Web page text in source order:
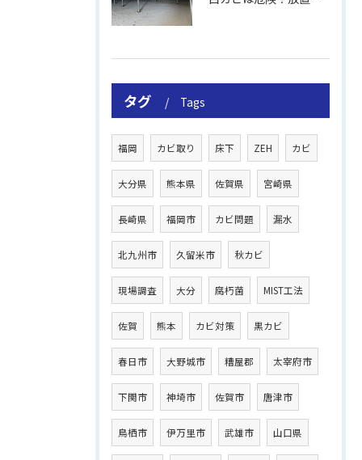
タグ Tags
福岡 カビ取り 床下 ZEH カビ
大分県 熊本県 佐賀県 宮崎県
長崎県 福岡市 カビ問題 漏水
北九州市 久留米市 秋カビ
現場調査 大分 腐朽菌 MIST工法
佐賀 熊本 カビ対策 黒カビ
春日市 大野城市 糟屋郡 太宰府市
下関市 神埼市 佐賀市 唐津市
鳥栖市 伊万里市 武雄市 山口県